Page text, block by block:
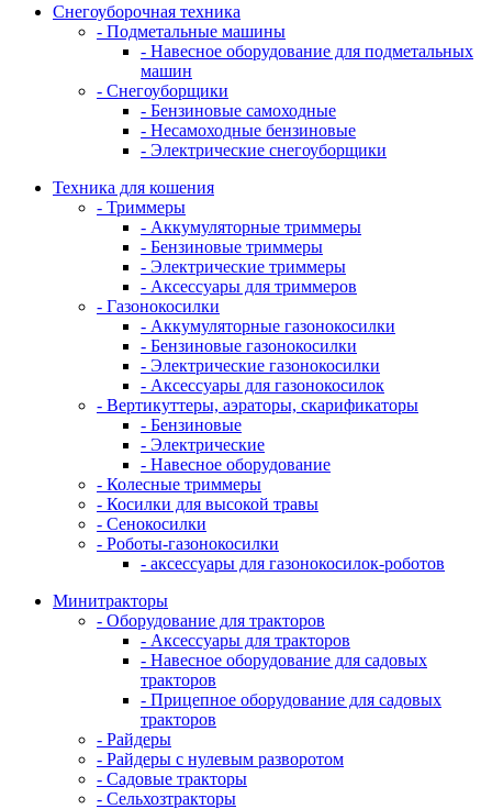
Снегоуборочная техника
- Подметальные машины
- Навесное оборудование для подметальных
машин
- Снегоуборщики
- Бензиновые самоходные
- Несамоходные бензиновые
- Электрические снегоуборщики
Техника для кошения
- Триммеры
- Аккумуляторные триммеры
- Бензиновые триммеры
- Электрические триммеры
- Аксессуары для триммеров
- Газонокосилки
- Аккумуляторные газонокосилки
- Бензиновые газонокосилки
- Электрические газонокосилки
- Аксессуары для газонокосилок
- Вертикуттеры, аэраторы, скарификаторы
- Бензиновые
- Электрические
- Навесное оборудование
- Колесные триммеры
- Косилки для высокой травы
- Сенокосилки
- Роботы-газонокосилки
- аксессуары для газонокосилок-роботов
Минитракторы
- Оборудование для тракторов
- Аксессуары для тракторов
- Навесное оборудование для садовых
тракторов
- Прицепное оборудование для садовых
тракторов
- Райдеры
- Райдеры с нулевым разворотом
- Садовые тракторы
- Сельхозтракторы